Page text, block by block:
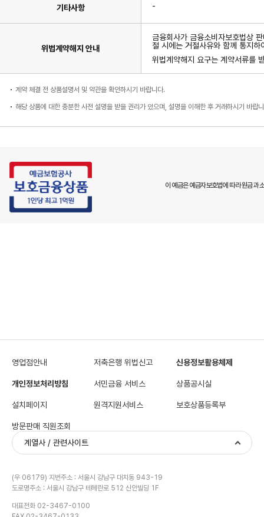
기타사항 -
위법계약해지 안내
금융회사가 금융소비자보호법상
절 시에는 거절사유와 함께 통지하
위법계약해지 요구는 계약서류를
계약 체결 전 상품설명서 및 약관을 확인하시기 바랍니다.
해당 상품에 대한 충분한 사전 설명을 받을 권리가 있으며, 설명을 이해한 후 거래하시기 바랍
이 예금은 예금자보호법에 따라 원금과
영업점안내 저축은행 위법신고 신용정보활용체제
개인정보처리방침 서민금융 서비스 상품공시실
설치페이지 원격지원서비스 보호상품등록부
방문판매 직원조회
계열사 / 관련사이트
(우 06179) 지번주소 : 서울시 강남구 대치동 943-19
도로명주소 : 서울시 강남구 테헤란로 512 신안빌딩 1F
대표전화 02-3467-0100